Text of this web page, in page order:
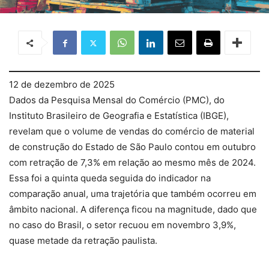
12 de dezembro de 2025
Dados da Pesquisa Mensal do Comércio (PMC), do
Instituto Brasileiro de Geografia e Estatística (IBGE),
revelam que o volume de vendas do comércio de material
de construção do Estado de São Paulo contou em outubro
com retração de 7,3% em relação ao mesmo mês de 2024.
Essa foi a quinta queda seguida do indicador na
comparação anual, uma trajetória que também ocorreu em
âmbito nacional. A diferença ficou na magnitude, dado que
no caso do Brasil, o setor recuou em novembro 3,9%,
quase metade da retração paulista.